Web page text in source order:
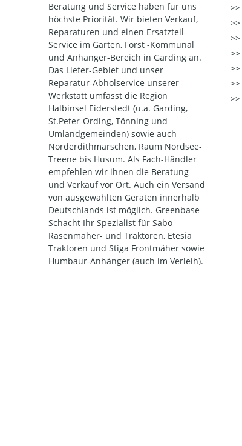
Beratung und Service haben für uns
höchste Priorität. Wir bieten Verkauf,
Reparaturen und einen Ersatzteil-
Service im Garten, Forst -Kommunal
und Anhänger-Bereich in Garding an.
Das Liefer-Gebiet und unser
Reparatur-Abholservice unserer
Werkstatt umfasst die Region
Halbinsel Eiderstedt (u.a. Garding,
St.Peter-Ording, Tönning und
Umlandgemeinden) sowie auch
Norderdithmarschen, Raum Nordsee-
Treene bis Husum. Als Fach-Händler
empfehlen wir ihnen die Beratung
und Verkauf vor Ort. Auch ein Versand
von ausgewählten Geräten innerhalb
Deutschlands ist möglich. Greenbase
Schacht Ihr Spezialist für Sabo
Rasenmäher- und Traktoren, Etesia
Traktoren und Stiga Frontmäher sowie
Humbaur-Anhänger (auch im Verleih).